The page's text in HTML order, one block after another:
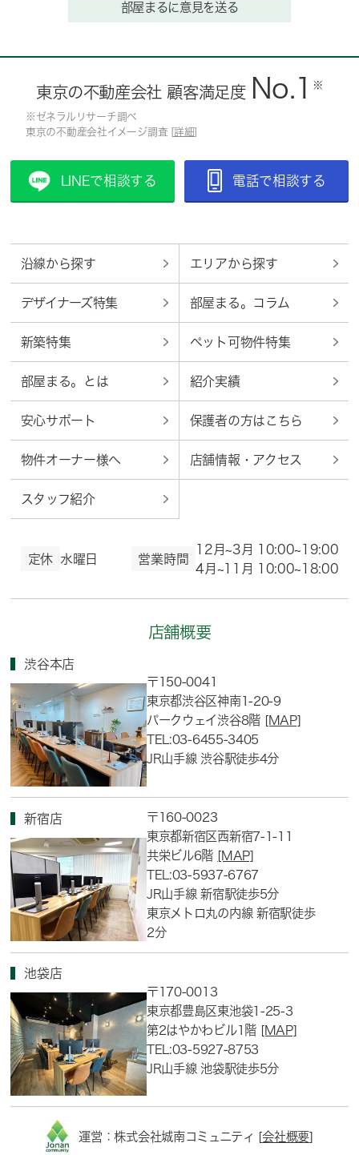
部屋まるに意見を送る
東京の不動産会社 顧客満足度 No.1 ※
※ゼネラルリサーチ調べ
東京の不動産会社イメージ調査 [ 詳細
LINEで相談する 電話で相談する
沿線から探す エリアから探す
デザイナーズ特集 部屋まる。コラム
新築特集 ペット可物件特集
部屋まる。とは 紹介実績
安心サポート 保護者の方はこちら
物件オーナー様へ 店舗情報・アクセス
スタッフ紹介
定休 水曜日 営業時間
12月~3月 10:00~19:00
4月~11月 10:00~18:00
店舗概要
渋谷本店
〒150-0041
東京都渋谷区神南1-20-9
パークウェイ渋谷8階 [MAP]
TEL:03-6455-3405
JR山手線 渋谷駅徒歩4分
新宿店
〒160-0023
東京都新宿区西新宿7-1-11
共栄ビル6階 [MAP]
TEL:03-5937-6767
JR山手線 新宿駅徒歩5分
東京メトロ丸の内線 新宿駅徒歩
2分
池袋店
〒170-0013
東京都豊島区東池袋1-25-3
第2はやかわビル1階 [MAP]
TEL:03-5927-8753
JR山手線 池袋駅徒歩5分
運営：株式会社城南コミュニティ [会社概要]